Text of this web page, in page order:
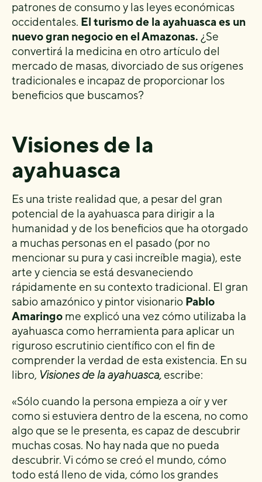
patrones de consumo y las leyes económicas
occidentales. El turismo de la ayahuasca es un
nuevo gran negocio en el Amazonas. ¿Se
convertirá la medicina en otro artículo del
mercado de masas, divorciado de sus orígenes
tradicionales e incapaz de proporcionar los
beneficios que buscamos?
Visiones de la
ayahuasca
Es una triste realidad que, a pesar del gran
potencial de la ayahuasca para dirigir a la
humanidad y de los beneficios que ha otorgado
a muchas personas en el pasado (por no
mencionar su pura y casi increíble magia), este
arte y ciencia se está desvaneciendo
rápidamente en su contexto tradicional. El gran
sabio amazónico y pintor visionario Pablo
Amaringo me explicó una vez cómo utilizaba la
ayahuasca como herramienta para aplicar un
riguroso escrutinio científico con el fin de
comprender la verdad de esta existencia. En su
libro, Visiones de la ayahuasca, escribe:
«Sólo cuando la persona empieza a oír y ver
como si estuviera dentro de la escena, no como
algo que se le presenta, es capaz de descubrir
muchas cosas. No hay nada que no pueda
descubrir. Vi cómo se creó el mundo, cómo
todo está lleno de vida, cómo los grandes